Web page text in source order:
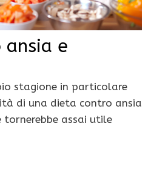
ansia e
stagione in particolare
di una dieta contro ansia
tornerebbe assai utile